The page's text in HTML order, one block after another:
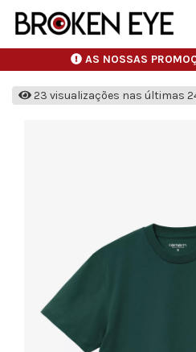
AS NOSSAS
23 visualizações nas últimas